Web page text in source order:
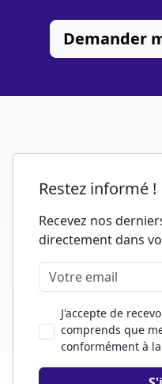
Demander
Restez informé !
Recevez nos
directement dans
J'accepte de
comprends que
conformément à la